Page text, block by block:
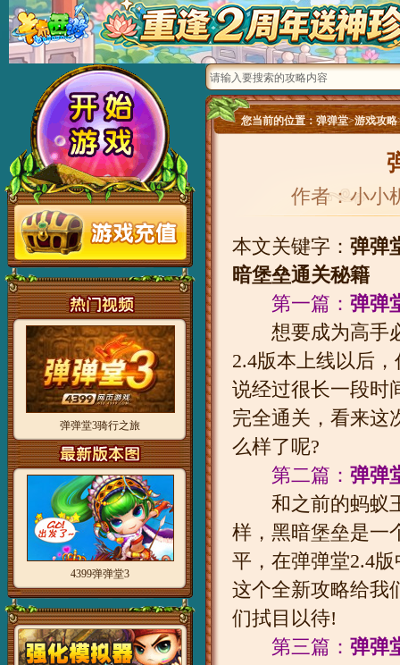
您当前的位置：弹弹堂>游戏攻略
作者：小小
本文关键字： 弹弹
暗堡垒通关秘籍
第一篇： 弹弹
想要成为高手必
2.4版本上线以后
说经过很长一段时
完全通关，看来这
么样了呢?
第二篇： 弹弹
和之前的蚂蚁王
样，黑暗堡垒是一
平，在弹弹堂2.4
这个全新攻略给我
们拭目以待!
第三篇： 弹弹
弹弹堂3骑行之旅
4399弹弹堂3